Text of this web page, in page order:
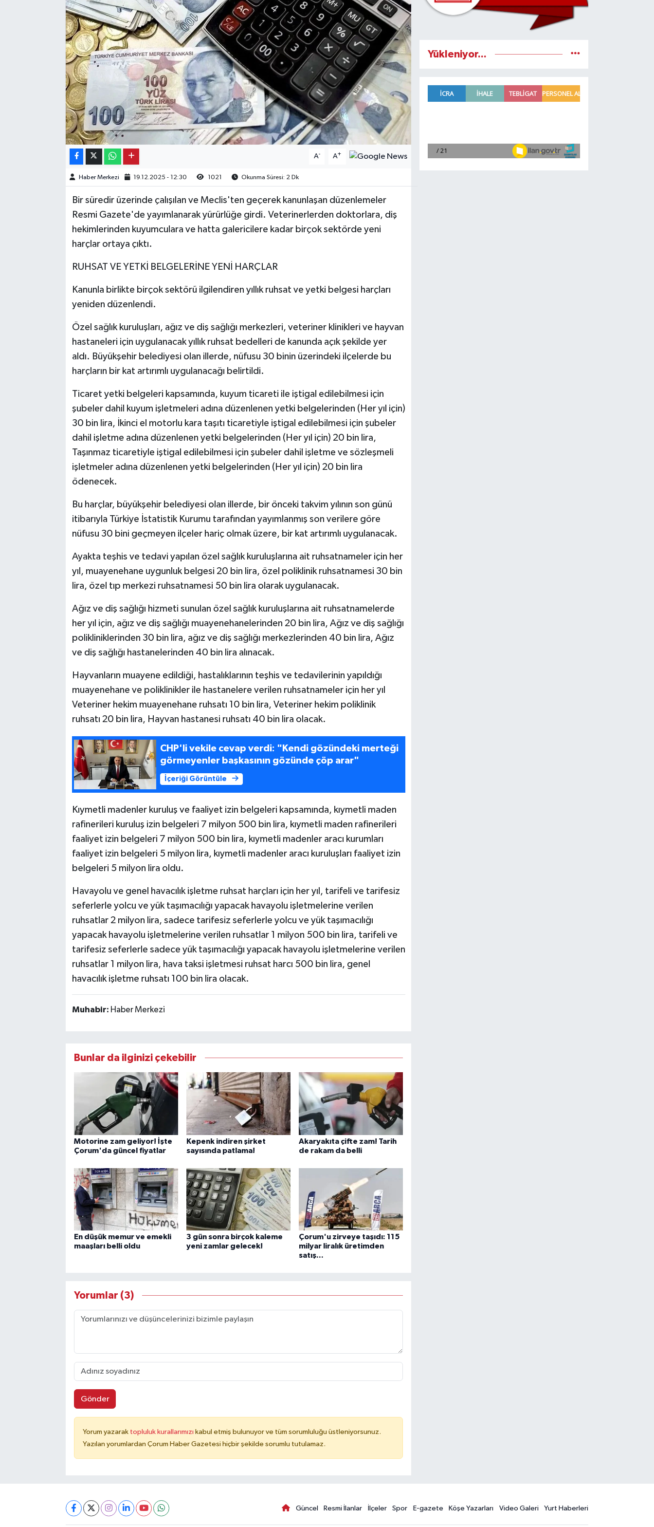
A- A+
Haber Merkezi 19.12.2025 - 12:30 1021 Okunma Süresi: 2 Dk
Bir süredir üzerinde çalışılan ve Meclis'ten geçerek kanunlaşan düzenlemeler
Resmi Gazete'de yayımlanarak yürürlüğe girdi. Veterinerlerden doktorlara, diş
hekimlerinden kuyumculara ve hatta galericilere kadar birçok sektörde yeni
harçlar ortaya çıktı.
RUHSAT VE YETKİ BELGELERİNE YENİ HARÇLAR
Kanunla birlikte birçok sektörü ilgilendiren yıllık ruhsat ve yetki belgesi harçları
yeniden düzenlendi.
Özel sağlık kuruluşları, ağız ve diş sağlığı merkezleri, veteriner klinikleri ve hayvan
hastaneleri için uygulanacak yıllık ruhsat bedelleri de kanunda açık şekilde yer
aldı. Büyükşehir belediyesi olan illerde, nüfusu 30 binin üzerindeki ilçelerde bu
harçların bir kat artırımlı uygulanacağı belirtildi.
Ticaret yetki belgeleri kapsamında, kuyum ticareti ile iştigal edilebilmesi için
şubeler dahil kuyum işletmeleri adına düzenlenen yetki belgelerinden (Her yıl için)
30 bin lira, İkinci el motorlu kara taşıtı ticaretiyle iştigal edilebilmesi için şubeler
dahil işletme adına düzenlenen yetki belgelerinden (Her yıl için) 20 bin lira,
Taşınmaz ticaretiyle iştigal edilebilmesi için şubeler dahil işletme ve sözleşmeli
işletmeler adına düzenlenen yetki belgelerinden (Her yıl için) 20 bin lira
ödenecek.
Bu harçlar, büyükşehir belediyesi olan illerde, bir önceki takvim yılının son günü
itibarıyla Türkiye İstatistik Kurumu tarafından yayımlanmış son verilere göre
nüfusu 30 bini geçmeyen ilçeler hariç olmak üzere, bir kat artırımlı uygulanacak.
Ayakta teşhis ve tedavi yapılan özel sağlık kuruluşlarına ait ruhsatnameler için her
yıl, muayenehane uygunluk belgesi 20 bin lira, özel poliklinik ruhsatnamesi 30 bin
lira, özel tıp merkezi ruhsatnamesi 50 bin lira olarak uygulanacak.
Ağız ve diş sağlığı hizmeti sunulan özel sağlık kuruluşlarına ait ruhsatnamelerde
her yıl için, ağız ve diş sağlığı muayenehanelerinden 20 bin lira, Ağız ve diş sağlığı
polikliniklerinden 30 bin lira, ağız ve diş sağlığı merkezlerinden 40 bin lira, Ağız
ve diş sağlığı hastanelerinden 40 bin lira alınacak.
Hayvanların muayene edildiği, hastalıklarının teşhis ve tedavilerinin yapıldığı
muayenehane ve poliklinikler ile hastanelere verilen ruhsatnameler için her yıl
Veteriner hekim muayenehane ruhsatı 10 bin lira, Veteriner hekim poliklinik
ruhsatı 20 bin lira, Hayvan hastanesi ruhsatı 40 bin lira olacak.
CHP'li vekile cevap verdi: "Kendi gözündeki merteği
görmeyenler başkasının gözünde çöp arar"
İçeriği Görüntüle
Kıymetli madenler kuruluş ve faaliyet izin belgeleri kapsamında, kıymetli maden
rafinerileri kuruluş izin belgeleri 7 milyon 500 bin lira, kıymetli maden rafinerileri
faaliyet izin belgeleri 7 milyon 500 bin lira, kıymetli madenler aracı kurumları
faaliyet izin belgeleri 5 milyon lira, kıymetli madenler aracı kuruluşları faaliyet izin
belgeleri 5 milyon lira oldu.
Havayolu ve genel havacılık işletme ruhsat harçları için her yıl, tarifeli ve tarifesiz
seferlerle yolcu ve yük taşımacılığı yapacak havayolu işletmelerine verilen
ruhsatlar 2 milyon lira, sadece tarifesiz seferlerle yolcu ve yük taşımacılığı
yapacak havayolu işletmelerine verilen ruhsatlar 1 milyon 500 bin lira, tarifeli ve
tarifesiz seferlerle sadece yük taşımacılığı yapacak havayolu işletmelerine verilen
ruhsatlar 1 milyon lira, hava taksi işletmesi ruhsat harcı 500 bin lira, genel
havacılık işletme ruhsatı 100 bin lira olacak.
Muhabir: Haber Merkezi
Bunlar da ilginizi çekebilir
Motorine zam geliyor! İşte
Çorum'da güncel fiyatlar
Kepenk indiren şirket
sayısında patlama!
Akaryakıta çifte zam! Tarih
de rakam da belli
En düşük memur ve emekli
maaşları belli oldu
3 gün sonra birçok kaleme
yeni zamlar gelecek!
Çorum'u zirveye taşıdı: 115
milyar liralık üretimden
satış...
Yorumlar (3)
Gönder
Yorum yazarak topluluk kurallarımızı kabul etmiş bulunuyor ve tüm sorumluluğu üstleniyorsunuz.
Yazılan yorumlardan Çorum Haber Gazetesi hiçbir şekilde sorumlu tutulamaz.
Yükleniyor...
Güncel Resmi İlanlar İlçeler Spor E-gazete Köşe Yazarları Video Galeri Yurt Haberleri
Osmancık